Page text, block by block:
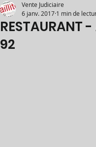
RESTAURANT -
92
Vente Judiciaire
6 janv. 2017 1 min de